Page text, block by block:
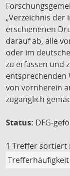
„Verzeichnis der
erschienenen
darauf ab, alle
oder im
zu erfassen und
entsprechenden
von vornherein
zugänglich
Status: DFG-
1 Treffer sortiert